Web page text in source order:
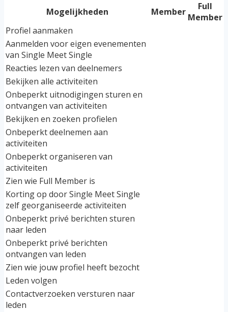
Mogelijkheden Member
Full
Member
Profiel aanmaken
Aanmelden voor eigen evenementen
van Single Meet Single
Reacties lezen van deelnemers
Bekijken alle activiteiten
Onbeperkt uitnodigingen sturen en
ontvangen van activiteiten
Bekijken en zoeken profielen
Onbeperkt deelnemen aan
activiteiten
Onbeperkt organiseren van
activiteiten
Zien wie Full Member is
Korting op door Single Meet Single
zelf georganiseerde activiteiten
Onbeperkt privé berichten sturen
naar leden
Onbeperkt privé berichten
ontvangen van leden
Zien wie jouw profiel heeft bezocht
Leden volgen
Contactverzoeken versturen naar
leden